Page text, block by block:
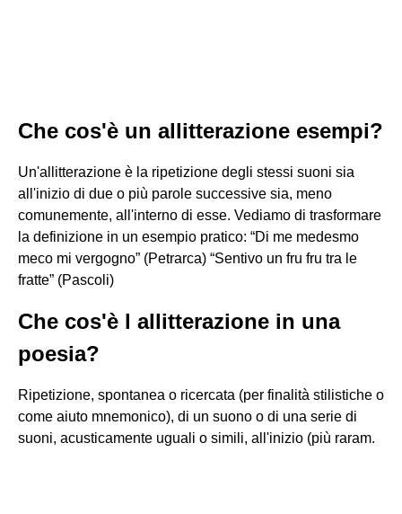
Che cos'è un allitterazione esempi?
Un'allitterazione è la ripetizione degli stessi suoni sia
all'inizio di due o più parole successive sia, meno
comunemente, all'interno di esse. Vediamo di trasformare
la definizione in un esempio pratico: “Di me medesmo
meco mi vergogno” (Petrarca) “Sentivo un fru fru tra le
fratte” (Pascoli)
Che cos'è l allitterazione in una
poesia?
Ripetizione, spontanea o ricercata (per finalità stilistiche o
come aiuto mnemonico), di un suono o di una serie di
suoni, acusticamente uguali o simili, all'inizio (più raram.